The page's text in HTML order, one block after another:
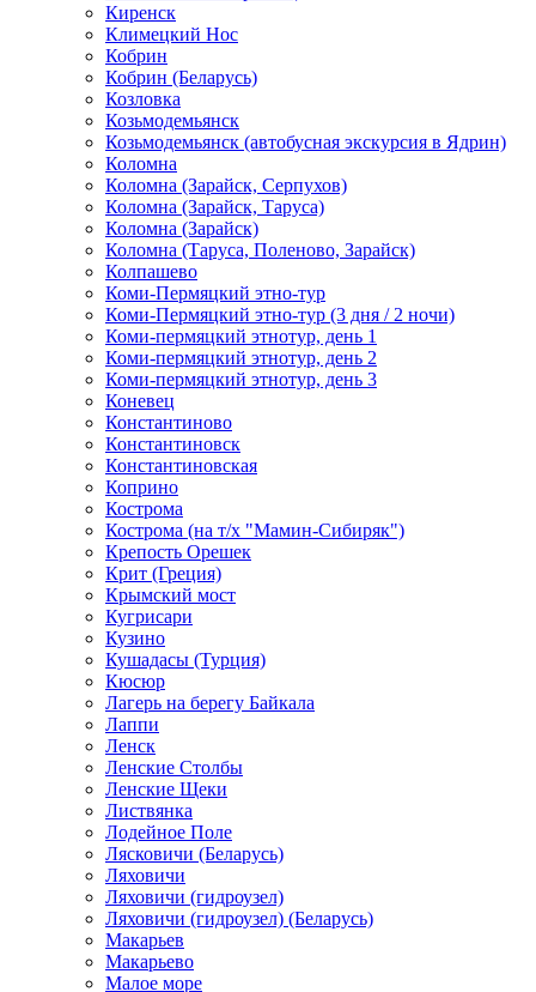
Киренск
Климецкий Нос
Кобрин
Кобрин (Беларусь)
Козловка
Козьмодемьянск
Козьмодемьянск (автобусная экскурсия в Ядрин)
Коломна
Коломна (Зарайск, Серпухов)
Коломна (Зарайск, Таруса)
Коломна (Зарайск)
Коломна (Таруса, Поленово, Зарайск)
Колпашево
Коми-Пермяцкий этно-тур
Коми-Пермяцкий этно-тур (3 дня / 2 ночи)
Коми-пермяцкий этнотур, день 1
Коми-пермяцкий этнотур, день 2
Коми-пермяцкий этнотур, день 3
Коневец
Константиново
Константиновск
Константиновская
Коприно
Кострома
Кострома (на т/х "Мамин-Сибиряк")
Крепость Орешек
Крит (Греция)
Крымский мост
Кугрисари
Кузино
Кушадасы (Турция)
Кюсюр
Лагерь на берегу Байкала
Лаппи
Ленск
Ленские Столбы
Ленские Щеки
Листвянка
Лодейное Поле
Лясковичи (Беларусь)
Ляховичи
Ляховичи (гидроузел)
Ляховичи (гидроузел) (Беларусь)
Макарьев
Макарьево
Малое море